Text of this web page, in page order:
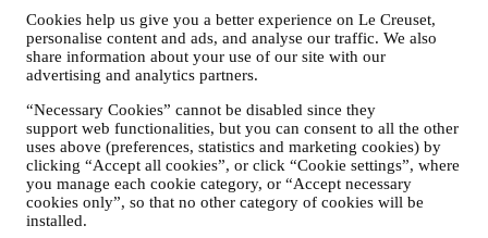
Cookies help us give you a better experience on Le Creuset,
personalise content and ads, and analyse our traffic. We also
share information about your use of our site with our
advertising and analytics partners.
“Necessary Cookies” cannot be disabled since they
support web functionalities, but you can consent to all the other
uses above (preferences, statistics and marketing cookies) by
clicking “Accept all cookies”, or click “Cookie settings”, where
you manage each cookie category, or “Accept necessary
cookies only”, so that no other category of cookies will be
installed.
PRODUITS LE CREUSET
Si vous nous avez donné votre autorisation dans ce sens (par
exemple en souscrivant à notre lettre d’information au
moment de créer un compte sur le Site web), nous vous ferons
des nouvelles concernant les initiatives lancées par Le Creuset
et promues par les filiales de son groupe, ou par ses affiliés et
partenaires locaux, ceci en fonction de vos préférences. Nous
vous contacterons par e-mail, par SMS ou par les réseaux
sociaux, mais aussi en utilisant des moyens automatisés. De
telles communications seront liées aux produits Le Creuset,
aux ouvertures de nouveaux magasins, aux événements